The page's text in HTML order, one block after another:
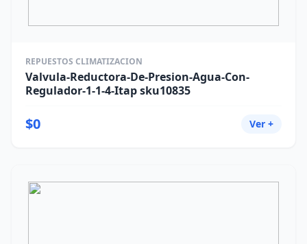
REPUESTOS CLIMATIZACION
Valvula-Reductora-De-Presion-Agua-Con-
Regulador-1-1-4-Itap sku10835
$0 Ver +